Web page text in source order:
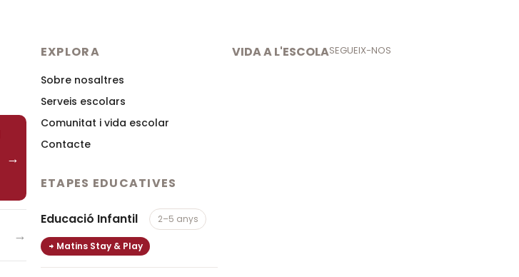
→
→
EXPLORA
Sobre nosaltres
Serveis escolars
Comunitat i vida escolar
Contacte
ETAPES EDUCATIVES
Educació Infantil 2–5 anys
Matins Stay & Play
VIDA A L'ESCOLASEGUEIX-NOS